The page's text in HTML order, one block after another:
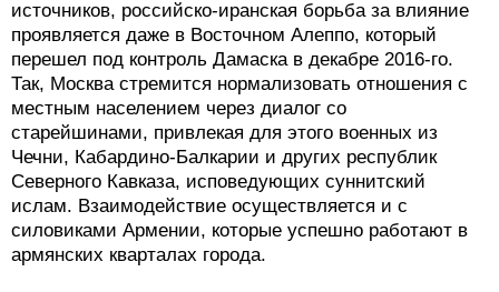
источников, российско-иранская борьба за влияние
проявляется даже в Восточном Алеппо, который
перешел под контроль Дамаска в декабре 2016-го.
Так, Москва стремится нормализовать отношения с
местным населением через диалог со
старейшинами, привлекая для этого военных из
Чечни, Кабардино-Балкарии и других республик
Северного Кавказа, исповедующих суннитский
ислам. Взаимодействие осуществляется и с
силовиками Армении, которые успешно работают в
армянских кварталах города.